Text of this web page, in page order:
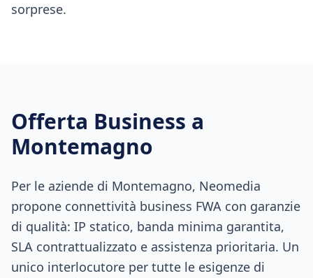
sorprese.
Offerta Business a
Montemagno
Per le aziende di Montemagno, Neomedia
propone connettività business FWA con garanzie
di qualità: IP statico, banda minima garantita,
SLA contrattualizzato e assistenza prioritaria. Un
unico interlocutore per tutte le esigenze di